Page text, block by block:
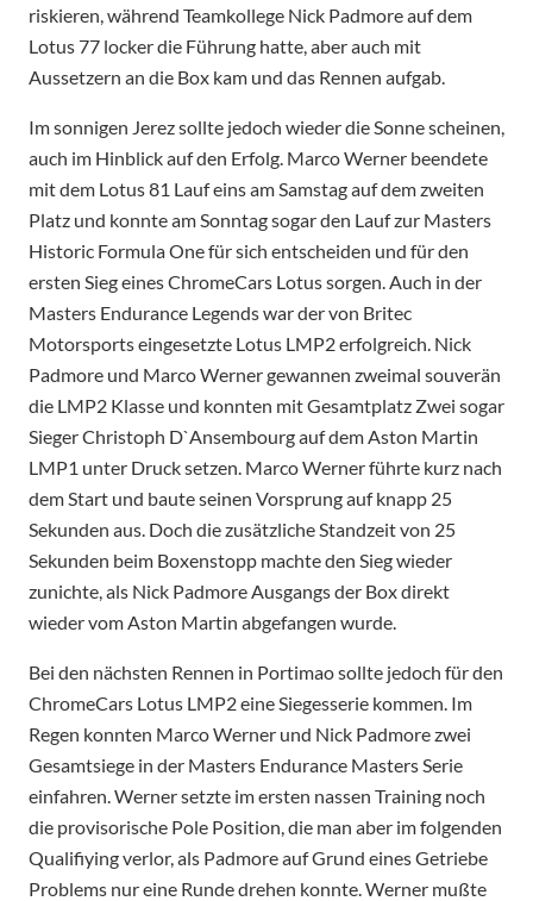
riskieren, während Teamkollege Nick Padmore auf dem
Lotus 77 locker die Führung hatte, aber auch mit
Aussetzern an die Box kam und das Rennen aufgab.
Im sonnigen Jerez sollte jedoch wieder die Sonne scheinen,
auch im Hinblick auf den Erfolg. Marco Werner beendete
mit dem Lotus 81 Lauf eins am Samstag auf dem zweiten
Platz und konnte am Sonntag sogar den Lauf zur Masters
Historic Formula One für sich entscheiden und für den
ersten Sieg eines ChromeCars Lotus sorgen. Auch in der
Masters Endurance Legends war der von Britec
Motorsports eingesetzte Lotus LMP2 erfolgreich. Nick
Padmore und Marco Werner gewannen zweimal souverän
die LMP2 Klasse und konnten mit Gesamtplatz Zwei sogar
Sieger Christoph D`Ansembourg auf dem Aston Martin
LMP1 unter Druck setzen. Marco Werner führte kurz nach
dem Start und baute seinen Vorsprung auf knapp 25
Sekunden aus. Doch die zusätzliche Standzeit von 25
Sekunden beim Boxenstopp machte den Sieg wieder
zunichte, als Nick Padmore Ausgangs der Box direkt
wieder vom Aston Martin abgefangen wurde.
Bei den nächsten Rennen in Portimao sollte jedoch für den
ChromeCars Lotus LMP2 eine Siegesserie kommen. Im
Regen konnten Marco Werner und Nick Padmore zwei
Gesamtsiege in der Masters Endurance Masters Serie
einfahren. Werner setzte im ersten nassen Training noch
die provisorische Pole Position, die man aber im folgenden
Qualifiying verlor, als Padmore auf Grund eines Getriebe
Problems nur eine Runde drehen konnte. Werner mußte